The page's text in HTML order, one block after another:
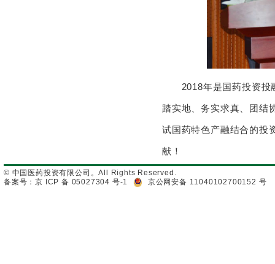
2018年是国药投资投融
踏实地、务实求真、团结
试国药特色产融结合的投
献！
© 中国医药投资有限公司。All Rights Reserved.
备案号：京 ICP 备 05027304 号-1
京公网安备 11040102700152 号